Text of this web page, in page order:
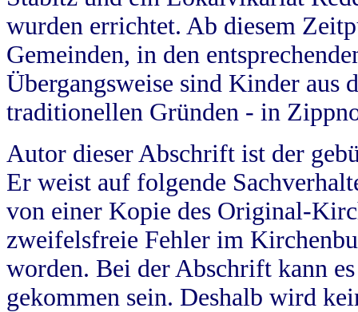
wurden errichtet. Ab diesem
Gemeinden, in den
Übergangsweise sind Kinder aus
traditionellen Gründen - in
Autor dieser Abschrift ist der
Er weist auf folgende
von einer Kopie des Original-
zweifelsfreie Fehler im
worden. Bei der Abschrift kann
gekommen sein. Deshalb wird